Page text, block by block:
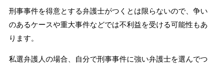
刑事事件を得意とする弁護士がつくとは限らないので、争い
のあるケースや重大事件などでは不利益を受ける可能性もあ
ります。
私選弁護人の場合、自分で刑事事件に強い弁護士を選んでつ